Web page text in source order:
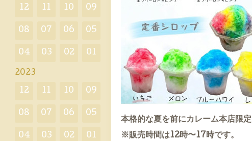
本格的な夏を前にカレーム本店限
※販売時間は12時〜17時です。
12 11 10 09
08 07 06 05
04 03 02 01
2023
12 11 10 09
08 07 06 05
04 03 02 01